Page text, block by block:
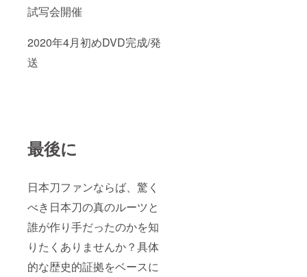
試写会開催
2020年4月初めDVD完成/発
送
最後に
日本刀ファンならば、驚く
べき日本刀の真のルーツと
誰が作り手だったのかを知
りたくありませんか？具体
的な歴史的証拠をベースに